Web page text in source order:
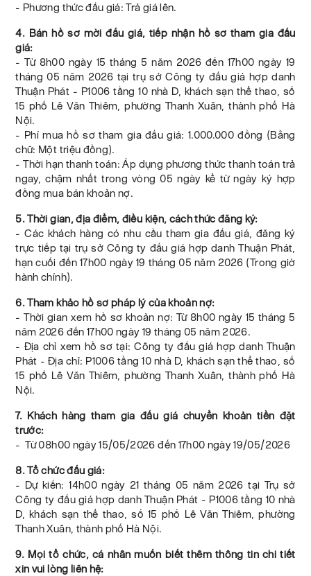
- Phương thức đấu giá: Trả giá lên.
4. Bán hồ sơ mời đấu giá, tiếp nhận hồ sơ tham gia đấu
giá:
- Từ 8h00 ngày 15 tháng 5 năm 2026 đến 17h00 ngày 19
tháng 05 năm 2026 tại trụ sở Công ty đấu giá hợp danh
Thuận Phát - P1006 tầng 10 nhà D, khách sạn thể thao, số
15 phố Lê Văn Thiêm, phường Thanh Xuân, thành phố Hà
Nội.
- Phí mua hồ sơ tham gia đấu giá: 1.000.000 đồng (Bằng
chữ: Một triệu đồng).
- Thời hạn thanh toán: Áp dụng phương thức thanh toán trả
ngay, chậm nhất trong vòng 05 ngày kể từ ngày ký hợp
đồng mua bán khoản nợ.
5. Thời gian, địa điểm, điều kiện, cách thức đăng ký:
- Các khách hàng có nhu cầu tham gia đấu giá, đăng ký
trực tiếp tại trụ sở Công ty đấu giá hợp danh Thuận Phát,
hạn cuối đến 17h00 ngày 19 tháng 05 năm 2026 (Trong giờ
hành chính).
6. Tham khảo hồ sơ pháp lý của khoản nợ:
- Thời gian xem hồ sơ khoản nợ: Từ 8h00 ngày 15 tháng 5
năm 2026 đến 17h00 ngày 19 tháng 05 năm 2026.
- Địa chỉ xem hồ sơ tại: Công ty đấu giá hợp danh Thuận
Phát - Địa chỉ: P1006 tầng 10 nhà D, khách sạn thể thao, số
15 phố Lê Văn Thiêm, phường Thanh Xuân, thành phố Hà
Nội.
7. Khách hàng tham gia đấu giá chuyển khoản tiền đặt
trước:
- Từ 08h00 ngày 15/05/2026 đến 17h00 ngày 19/05/2026
8. Tổ chức đấu giá:
- Dự kiến: 14h00 ngày 21 tháng 05 năm 2026 tại Trụ sở
Công ty đấu giá hợp danh Thuận Phát - P1006 tầng 10 nhà
D, khách sạn thể thao, số 15 phố Lê Văn Thiêm, phường
Thanh Xuân, thành phố Hà Nội.
9. Mọi tổ chức, cá nhân muốn biết thêm thông tin chi tiết
xin vui lòng liên hệ: